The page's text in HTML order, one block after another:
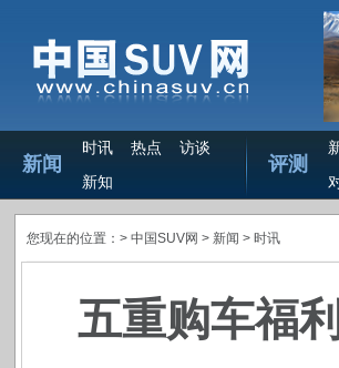
新闻
时讯 热点
访谈
新知
评测
您现在的位置：> 中国SUV网 > 新闻 > 时讯
五重购车福